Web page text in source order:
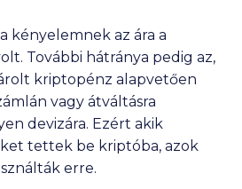
kényelemnek az ára a
További hátránya pedig az,
kriptopénz alapvetően
vagy átváltásra
devizára. Ezért akik
tettek be kriptóba, azok
erre.